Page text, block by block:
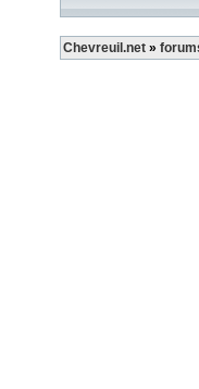
Chevreuil.net »